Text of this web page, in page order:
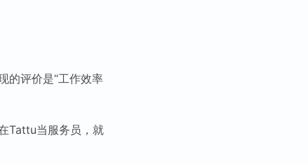
的评价是“工作效率
Tattu当服务员，就